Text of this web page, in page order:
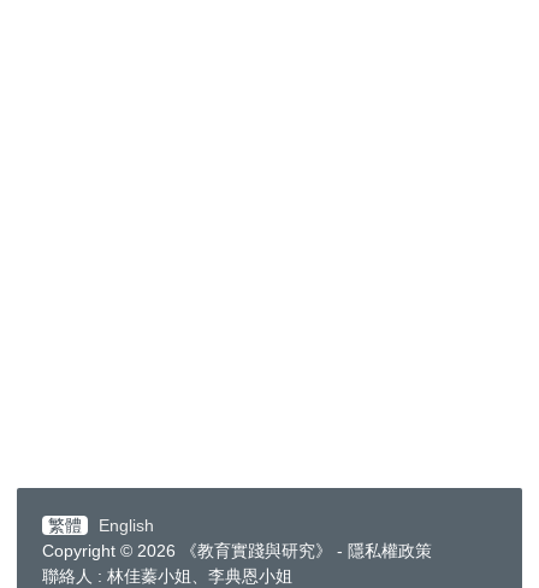
繁體
English
Copyright © 2026 《教育實踐與研究》 - 隱私權政策
聯絡人 : 林佳蓁小姐、李典恩小姐